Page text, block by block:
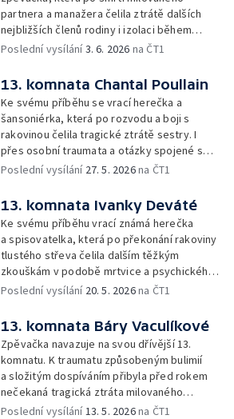
partnera a manažera čelila ztrátě dalších
nejbližších členů rodiny i izolaci během
pandemie. V šedesáti letech zůstala sama,
Poslední vysílání3. 6. 2026 na ČT1
13. komnata Chantal Poullain
Ke svému příběhu se vrací herečka a
šansoniérka, která po rozvodu a boji s
rakovinou čelila tragické ztrátě sestry. I
přes osobní traumata a otázky spojené s
eutanázií v rodině si uchovává nezlomnou
Poslední vysílání 27. 5. 2026na ČT1
13. komnata Ivanky Deváté
Ke svému příběhu vrací známá herečka
a spisovatelka, která po překonání rakoviny
tlustého střeva čelila dalším těžkým
zkouškám v podobě mrtvice a psychického
vyčerpání.
Poslední vysílání 20. 5. 2026na ČT1
13. komnata Báry Vaculíkové
Zpěvačka navazuje na svou dřívější 13.
komnatu. K traumatu způsobeným bulimií
a složitým dospíváním přibyla před rokem
nečekaná tragická ztráta milovaného
manžela a otce její dcery.
Poslední vysílání13. 5. 2026na ČT1